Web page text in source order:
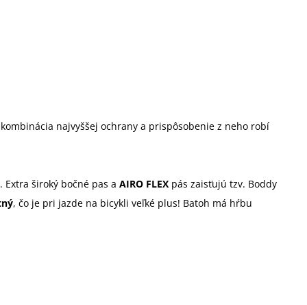
najvyššej ochrany a prispôsobenie z neho robí
široký bočné pas a AIRO FLEX pás zaisťujú tzv. Boddy
, čo je pri jazde na bicykli veľké plus! Batoh má hŕbu